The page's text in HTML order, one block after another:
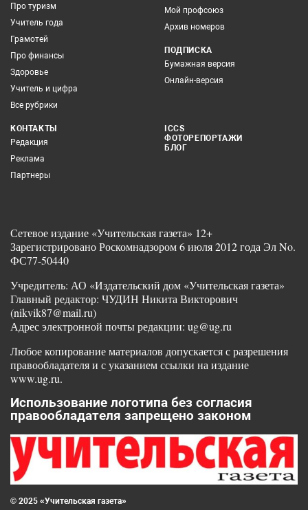
Про туризм
Учитель года
Грамотей
Про финансы
Здоровье
Учитель и цифра
Все рубрики
Мой профсоюз
Архив номеров
ПОДПИСКА
Бумажная версия
Онлайн-версия
КОНТАКТЫ
Редакция
Реклама
Партнеры
ICCS
ФОТОРЕПОРТАЖИ
БЛОГ
Сетевое издание «Учительская газета» 12+
Зарегистрировано Роскомнадзором 6 июля 2012 года Эл No.
ФС77-50440
Учредитель: АО «Издательский дом «Учительская газета»
Главный редактор: ЧУДИН Никита Викторович
(nikvik87@mail.ru)
Адрес электронной почты редакции: ug@ug.ru
Любое копирование материалов допускается с разрешения
правообладателя и с указанием ссылки на издание
www.ug.ru.
Использование логотипа без согласия
правообладателя запрещено законом
© 2025 «Учительская газета»